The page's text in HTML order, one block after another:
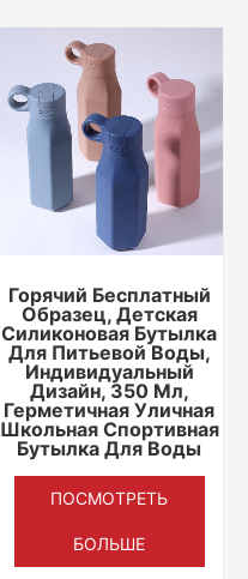
Горячий Бесплатный
Образец, Детская
Силиконовая Бутылка
Для Питьевой Воды,
Индивидуальный
Дизайн, 350 Мл,
Герметичная Уличная
Школьная Спортивная
Бутылка Для Воды
ПОСМОТРЕТЬ
БОЛЬШЕ